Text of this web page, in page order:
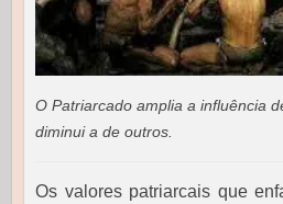
O Patriarcado amplia a influência
diminui a de outros.
Os valores patriarcais que